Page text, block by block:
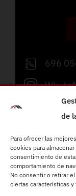
de
Para ofrecer las
cookies para
consentimiento de
comportamiento de
No consentir o retirar
ciertas características
696